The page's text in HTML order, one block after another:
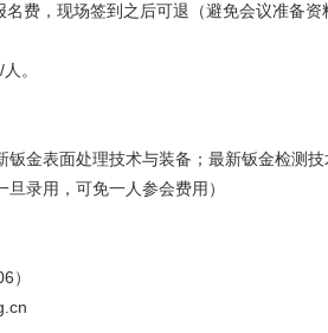
名费，现场签到之后可退（避免会议准备资
/人。
金表面处理技术与装备；最新钣金检测技
录用，可免一人参会费用）
）